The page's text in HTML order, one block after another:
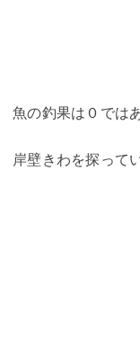
魚の釣果は０では
岸壁きわを探って